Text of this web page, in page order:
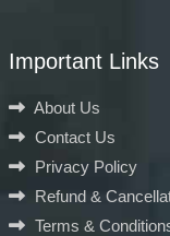
Important Links
About Us
Contact Us
Privacy Policy
Refund &
Terms &